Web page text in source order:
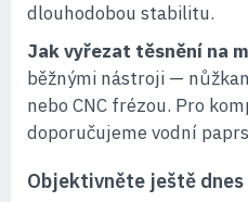
dlouhodobou stabilitu.
Jak vyřezat těsnění na
běžnými nástroji —
nebo CNC frézou. Pro
doporučujeme vodní
Objektivněte ještě dnes